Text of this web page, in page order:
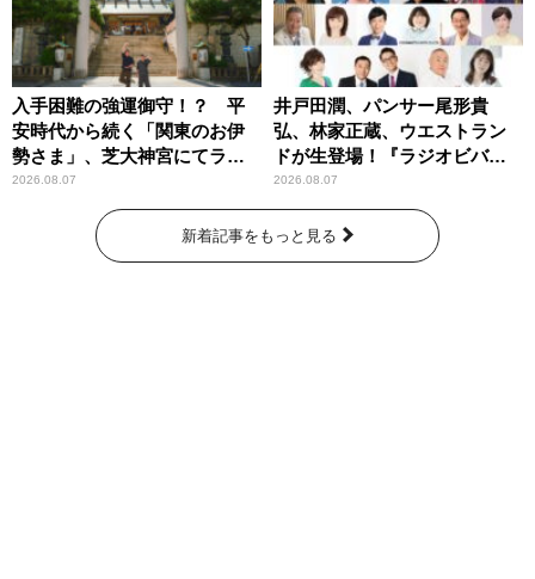
入手困難の強運御守！？ 平
安時代から続く「関東のお伊
勢さま」、芝大神宮にてラン
パンプスが合格祈願！
2026.08.07
井戸田潤、パンサー尾形貴
弘、林家正蔵、ウエストラン
ドが生登場！『ラジオビバリ
ー昼ズ』
2026.08.07
新着記事をもっと見る